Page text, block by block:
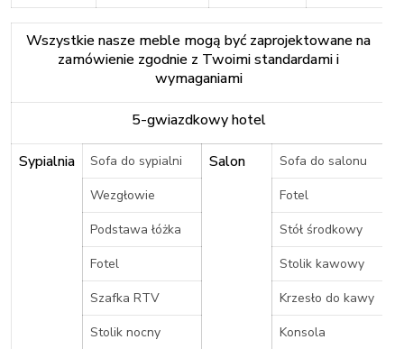
Wszystkie nasze meble mogą być zaprojektowane na
zamówienie zgodnie z Twoimi standardami i
wymaganiami
5-gwiazdkowy hotel
Sypialnia Sofa do sypialni Salon
Sofa do salonu
Wezgłowie
Fotel
Podstawa łóżka
Stół środkowy
Fotel
Stolik kawowy
Szafka RTV
Krzesło do kawy
Stolik nocny
Konsola